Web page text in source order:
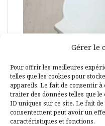
Gérer le
Pour offrir les meilleures
telles que les cookies pour
appareils. Le fait de consentir à
traiter des données telles que
ID uniques sur ce site. Le fait
consentement peut avoir un
caractéristiques et fonctions.